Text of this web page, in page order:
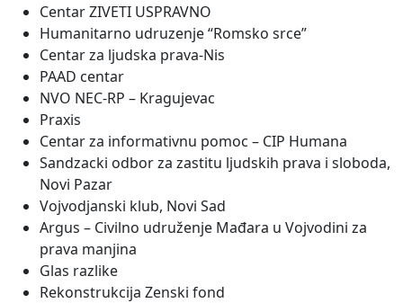
Centar ZIVETI USPRAVNO
Humanitarno udruzenje “Romsko srce”
Centar za ljudska prava-Nis
PAAD centar
NVO NEC-RP – Kragujevac
Praxis
Centar za informativnu pomoc – CIP Humana
Sandzacki odbor za zastitu ljudskih prava i sloboda,
Novi Pazar
Vojvodjanski klub, Novi Sad
Argus – Civilno udruženje Mađara u Vojvodini za
prava manjina
Glas razlike
Rekonstrukcija Zenski fond